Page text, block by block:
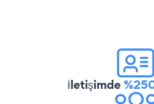
İletişimde